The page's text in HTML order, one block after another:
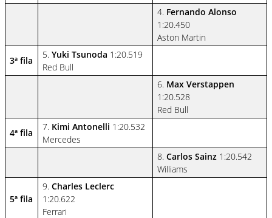
4. Fernando Alonso
1:20.450
Aston Martin
3ª fila
5.Yuki Tsunoda 1:20.519
Red Bull
6. Max Verstappen
1:20.528
Red Bull
4ª fila
7. Kimi Antonelli 1:20.532
Mercedes
8.Carlos Sainz 1:20.542
Williams
5ª fila
9.Charles Leclerc
1:20.622
Ferrari